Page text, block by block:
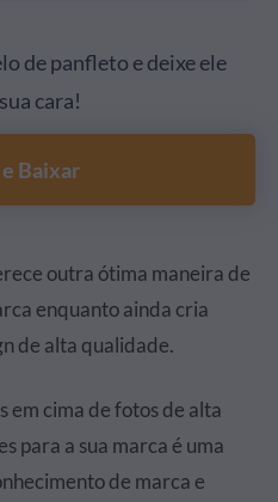
de panfleto e deixe ele
cara!
Baixar
outra ótima maneira de
enquanto ainda cria
de alta qualidade.
em cima de fotos de alta
para a sua marca é uma
de marca e